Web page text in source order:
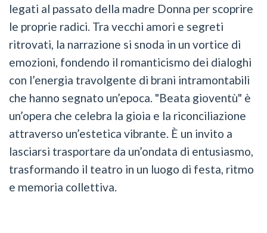
legati al passato della madre Donna per scoprire
le proprie radici. Tra vecchi amori e segreti
ritrovati, la narrazione si snoda in un vortice di
emozioni, fondendo il romanticismo dei dialoghi
con l’energia travolgente di brani intramontabili
che hanno segnato un’epoca. "Beata gioventù" è
un’opera che celebra la gioia e la riconciliazione
attraverso un’estetica vibrante. È un invito a
lasciarsi trasportare da un’ondata di entusiasmo,
trasformando il teatro in un luogo di festa, ritmo
e memoria collettiva.